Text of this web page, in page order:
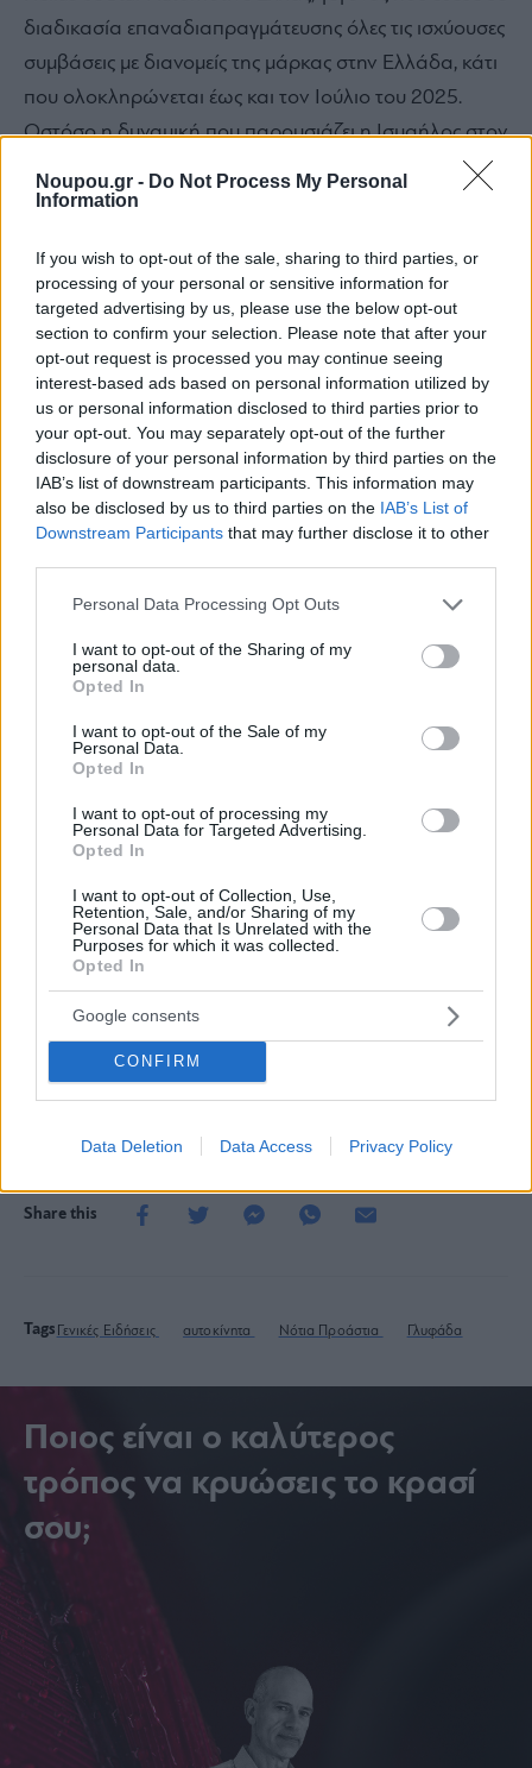
Noupou.gr - Do Not Process My Personal
Information
If you wish to opt-out of the sale, sharing to third parties, or
processing of your personal or sensitive information for
targeted advertising by us, please use the below opt-out
section to confirm your selection. Please note that after your
opt-out request is processed you may continue seeing
interest-based ads based on personal information utilized by
us or personal information disclosed to third parties prior to
your opt-out. You may separately opt-out of the further
disclosure of your personal information by third parties on the
IAB’s list of downstream participants. This information may
also be disclosed by us to third parties on the IAB’s List of
Downstream Participants that may further disclose it to other
Please note that this website/app uses one or more Google
not limited to your visit or usage behaviour. You may click to
grant or deny consent to Google and its third-party tags to
use your data for below specified purposes in below Google
consent section.
Personal Data Processing Opt Outs
I want to opt-out of the Sharing of my
personal data.
Opted In
I want to opt-out of the Sale of my
Personal Data.
Opted In
I want to opt-out of processing my
Personal Data for Targeted Advertising.
Opted In
I want to opt-out of Collection, Use,
Retention, Sale, and/or Sharing of my
Personal Data that Is Unrelated with the
Purposes for which it was collected.
Opted In
Google consents
CONFIRM
Data Deletion Data Access Privacy Policy
διαδικασία επαναδιαπραγμάτευσης όλες τις ισχύουσες
συμβάσεις με διανομείς της μάρκας στην Ελλάδα, κάτι
που ολοκληρώνεται έως και τον Ιούλιο του 2025.
Ωστόσο η δυναμική που παρουσιάζει η Ισμαήλος στον
χώρο του αυτοκινήτου σε συνδυασμό με τη συνέπεια
που έχει επιδείξει στα χρόνια δραστηριοποίησής της σε
προς τη συνεργασία της με τη Mercedes και ότι αυτή
θα συνεχιστεί απρόσκοπτα.
Επενδύσεις της Toyota στο δίκτυο
διανομής
Η Toyota στο πλαίσιο εκσυγχρονισμού των εκθέσεων
και εγκαταστάσεων εξυπηρέτησης των πελατών της
μάρκας έχει ήδη ανακαινίσει
περισσότερες από 22
ευρωπαϊκή ταυτότητα. Mε βάση το νέο
πανευρωπαϊκό μοντέλο λιανικής η Toyota εφαρμόζει
τη στρατηγική «Beyond Zero» όπου στόχος της
μηδενικές εκπομπές διοξειδίου του άνθρακα στα
λειτουργιών της. Προς αυτή την κατεύθυνση κινούνται
και οι ανακαινισμένοι εκθεσιακοί χώροι. Το
λανσάρισμα της νέας ιδέας του εκθεσιακού χώρου
ζωντανεύει τη νέα οπτική ταυτότητα της μάρκας με
έναν εσωτερικό σχεδιασμό εκθεσιακού χώρου
οργανωμένου γύρω από έναν «κόμβο πελατών»
(customer hub), όπου οι πελάτες θα αλληλεπιδρούν με
τη μάρκα τόσο ψηφιακά όσο και μέσω των
εξειδικευμένων εμπόρων.
Share this
Tags Γενικές Ειδήσεις αυτοκίνητα Νότια Προάστια Γλυφάδα
Ποιος είναι ο καλύτερος
τρόπος να κρυώσεις το κρασί
σου;